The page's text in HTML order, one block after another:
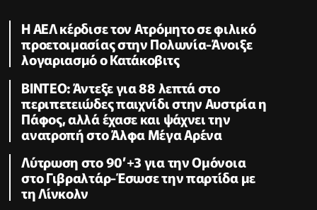
Η ΑΕΛ κέρδισε τον Ατρόμητο σε φιλικό
προετοιμασίας στην Πολωνία-Άνοιξε
λογαριασμό ο Κατάκοβιτς
ΒΙΝΤΕΟ: Άντεξε για 88 λεπτά στο
περιπετειώδες παιχνίδι στην Αυστρία η
Πάφος, αλλά έχασε και ψάχνει την
ανατροπή στο Άλφα Μέγα Αρένα
Λύτρωση στο 90’+3 για την Ομόνοια
στο Γιβραλτάρ-Έσωσε την παρτίδα με
τη Λίνκολν